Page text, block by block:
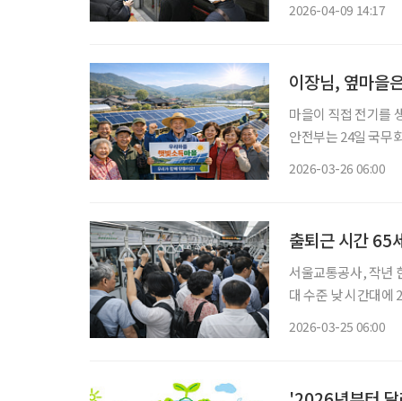
2026-04-09 14:17
이장님, 옆마을
마을이 직접 전기를
안전부는 24일 국무
2026-03-26 06:00
출퇴근 시간 65
서울교통공사, 작년 한해 시간대별
대 수준 낮 시간대에 20%대 머
2026-03-25 06:00